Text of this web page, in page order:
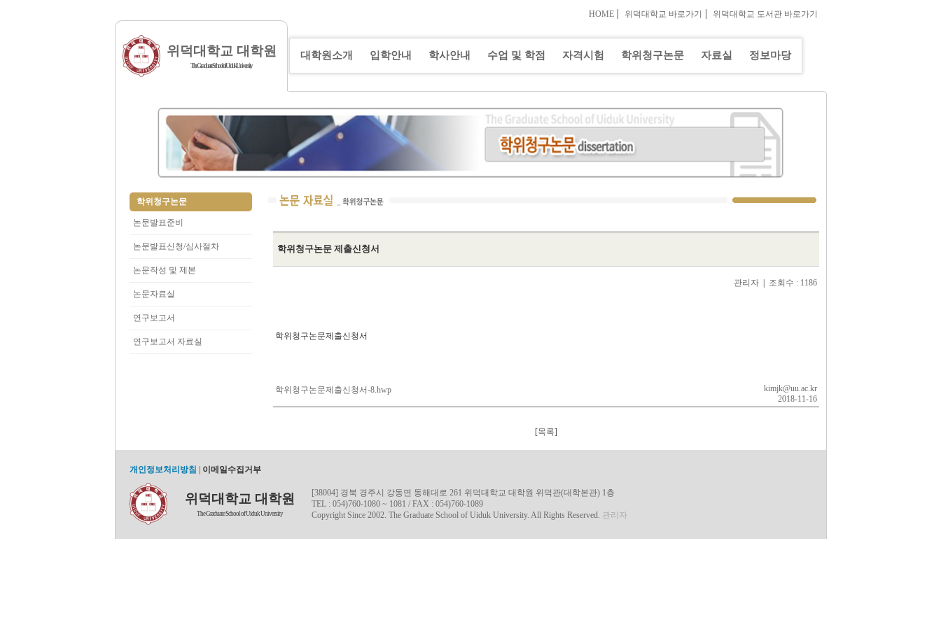
HOME | 위덕대학교 바로가기 | 위덕대학교 도서관 바로가기
위덕대학교 대학원
The Graduate School of Uiduk University
대학원소개 입학안내 학사안내 수업 및 학점 자격시험 학위청구논문 자료실 정보마당
학위청구논문
논문발표준비
논문발표신청/심사절차
논문작성 및 제본
논문자료실
연구보고서
연구보고서 자료실
학위청구논문 제출신청서
관리자 조회수 : 1186
학위청구논문제출신청서
학위청구논문제출신청서-8.hwp
kimjk@uu.ac.kr
2018-11-16
[목록]
개인정보처리방침 이메일수집거부
위덕대학교 대학원
The Graduate School of Uiduk University
[38004] 경북 경주시 강동면 동해대로 261 위덕대학교 대학원 위덕관(대학본관) 1층
TEL : 054)760-1080 ~ 1081 / FAX : 054)760-1089
Copyright Since 2002. The Graduate School of Uiduk University. All Rights Reserved. 관리자